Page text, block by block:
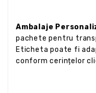
Ambalaje
pachete pentru
Eticheta poate fi
conform cerințelor